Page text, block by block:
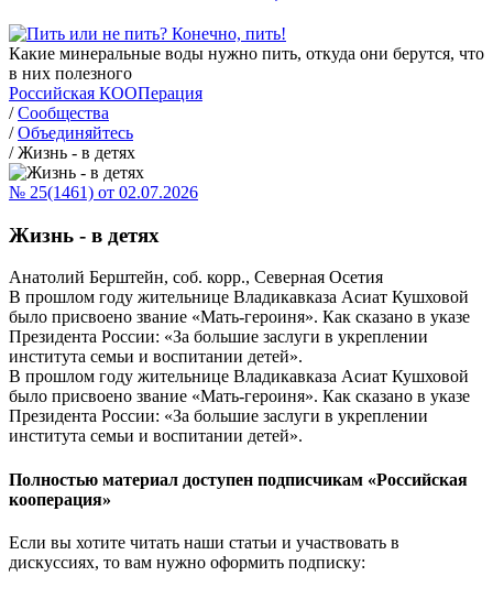
Какие минеральные воды нужно пить, откуда они берутся, что
в них полезного
Российская КООПерация
/ Сообщества
/ Объединяйтесь
/ Жизнь - в детях
№ 25(1461) от 02.07.2026
Жизнь - в детях
Анатолий Берштейн, соб. корр., Северная Осетия
В прошлом году жительнице Владикавказа Асиат Кушховой
было присвоено звание «Мать-героиня». Как сказано в указе
Президента России: «За большие заслуги в укреплении
института семьи и воспитании детей».
В прошлом году жительнице Владикавказа Асиат Кушховой
было присвоено звание «Мать-героиня». Как сказано в указе
Президента России: «За большие заслуги в укреплении
института семьи и воспитании детей».
Полностью материал доступен подписчикам «Российская
кооперация»
Если вы хотите читать наши статьи и участвовать в
дискуссиях, то вам нужно оформить подписку: